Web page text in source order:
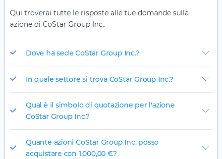
Qui troverai tutte le risposte alle tue domande sulla
azione di CoStar Group Inc..
Dove ha sede CoStar Group Inc.?
In quale settore si trova CoStar Group Inc.?
Qual è il simbolo di quotazione per l'azione
CoStar Group Inc.?
Quante azioni CoStar Group Inc. posso
acquistare con 1.000,00 €?